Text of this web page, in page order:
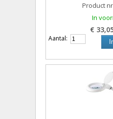
Product
In
€
Aantal: